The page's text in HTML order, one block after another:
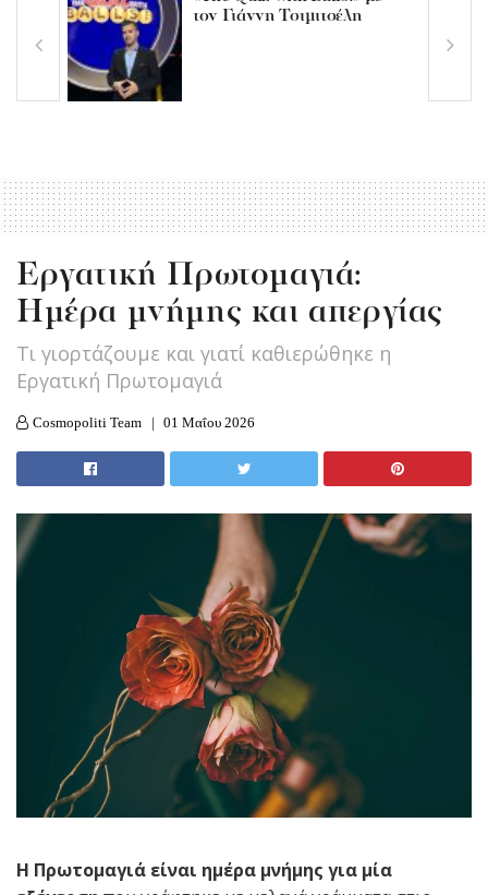
τον Γιάννη Τσιμιτσέλη
Εργατική Πρωτομαγιά:
Ημέρα μνήμης και απεργίας
Τι γιορτάζουμε και γιατί καθιερώθηκε η
Εργατική Πρωτομαγιά
Cosmopoliti Team 01 Μαΐου 2026
Η Πρωτομαγιά είναι ημέρα μνήμης για μία